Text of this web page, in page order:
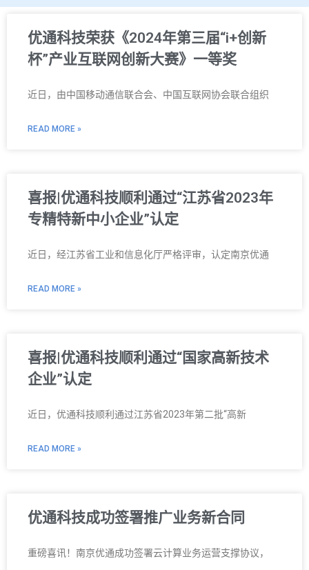
优通科技荣获《2024年第三届“i+创新
杯”产业互联网创新大赛》一等奖
近日，由中国移动通信联合会、中国互联网协会联合组织
READ MORE »
喜报|优通科技顺利通过“江苏省2023年
专精特新中小企业”认定
近日，经江苏省工业和信息化厅严格评审，认定南京优通
READ MORE »
喜报|优通科技顺利通过“国家高新技术
企业”认定
近日，优通科技顺利通过江苏省2023年第二批“高新
READ MORE »
优通科技成功签署推广业务新合同
重磅喜讯！南京优通成功签署云计算业务运营支撑协议，